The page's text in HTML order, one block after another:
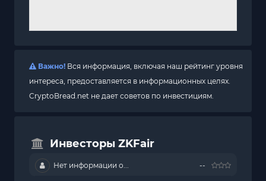
Важно! Вся информация, включая наш рейтинг уровня
интереса, предоставляется в информационных целях.
CryptoBread.net не дает советов по инвестициям.
Инвесторы ZKFair
Нет информации о... --